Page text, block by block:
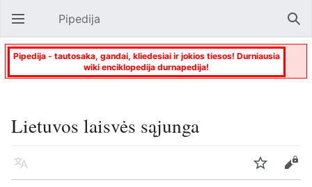
Atverti pagrindinį meniu Pipedija
Pipedija - tautosaka, gandai, kliedesiai ir jokios tiesos! Durniausia
wiki enciklopedija durnapedija!
Lietuvos laisvės sąjunga
Kalba Stebėti
Keisti